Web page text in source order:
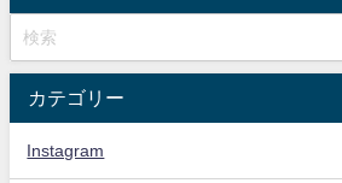
カテゴリー
Instagram